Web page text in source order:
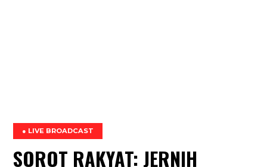
● LIVE BROADCAST
SOROT RAKYAT: JERNIH